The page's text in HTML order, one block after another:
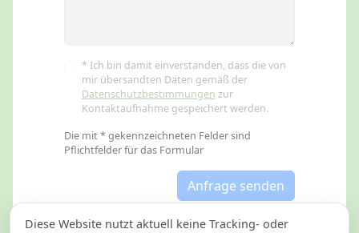
* Ich bin damit einverstanden, dass die von
mir übersandten Daten gemäß der
Datenschutzbestimmungen zur
Kontaktaufnahme gespeichert werden.
Die mit * gekennzeichneten Felder sind
Pflichtfelder für das Formular
Anfrage senden
Diese Website nutzt aktuell keine Tracking- oder